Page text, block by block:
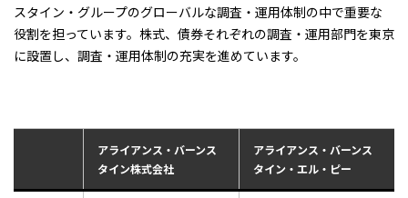
スタイン・グループのグローバルな調査・運用体制の中で重要な
役割を担っています。株式、債券それぞれの調査・運用部門を東京
に設置し、調査・運用体制の充実を進めています。
アライアンス・バーンス
タイン株式会社
アライアンス・バーンス
タイン・エル・ピー